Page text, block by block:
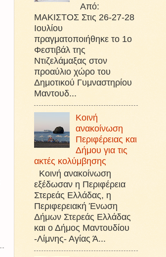
Από:
ΜΑΚΙΣΤΟΣ Στις 26-27-28
Ιουλίου
πραγματοποιήθηκε το 1ο
Φεστιβάλ της
Ντιζελάμαξας στον
προαύλιο χώρο του
Δημοτικού Γυμναστηρίου
Μαντουδ...
Κοινή
ανακοίνωση
Περιφέρειας και
Δήμου για τις
ακτές κολύμβησης
Κοινή ανακοίνωση
εξέδωσαν η Περιφέρεια
Στερεάς Ελλάδας, η
Περιφερειακή Ένωση
Δήμων Στερεάς Ελλάδας
και ο Δήμος Μαντουδίου
-Λίμνης- Αγίας Ά...